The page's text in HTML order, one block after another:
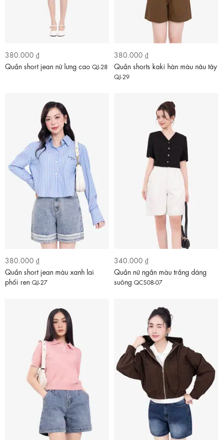
380.000 ₫
Quần short jean nữ lưng cao QJ-28
380.000 ₫
Quần shorts kaki hàn màu nâu tây
QJ-29
380.000 ₫
Quần short jean màu xanh lai
phối ren QJ-27
340.000 ₫
Quần nữ ngắn màu trắng dáng
suông QCS08-07